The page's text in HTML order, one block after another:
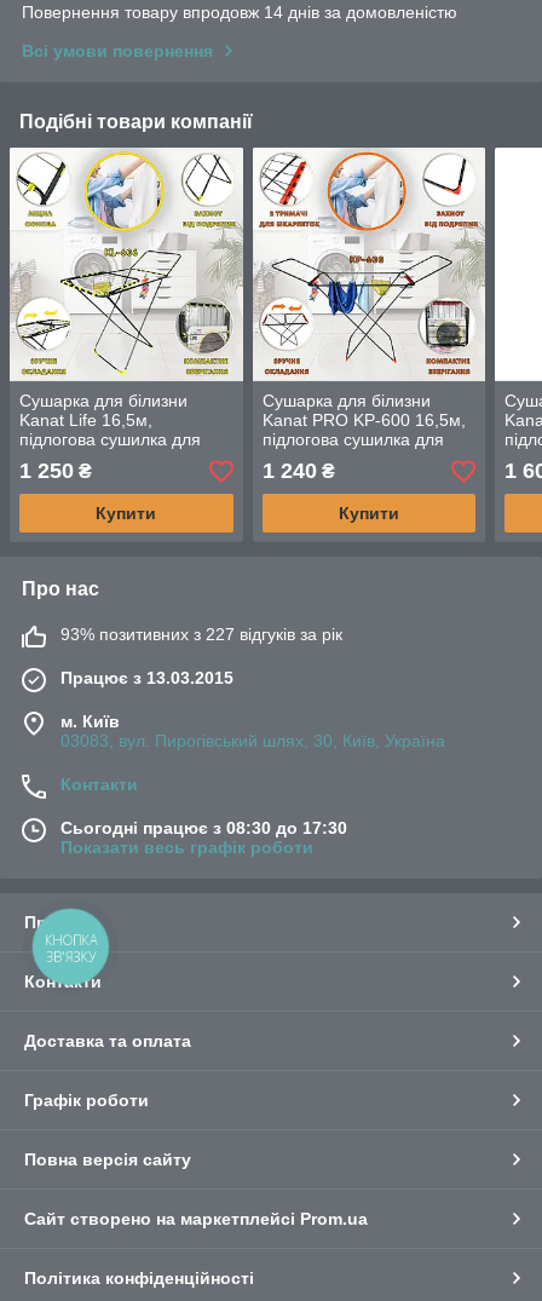
Повернення товару впродовж 14 днів за домовленістю
Всі умови повернення
Подібні товари компанії
Сушарка для білизни
Kanat Life 16,5м,
підлогова сушилка для
білизни 16,5м
1 250 ₴
Купити
Сушарка для білизни
Kanat PRO KP-600 16,5м,
підлогова сушилка для
білизни 16,5м
1 240₴
Купити
1
Про нас
93% позитивних з 227 відгуків за рік
Працює з 13.03.2015
м. Київ
03083, вул. Пирогівський шлях, 30, Київ, Україна
Контакти
Сьогодні працює з 08:30 до 17:30
Показати весь графік роботи
Про нас
Контакти
Доставка та оплата
Графік роботи
Повна версія сайту
Сайт створено на маркетплейсі Prom.ua
Політика конфіденційності
КНОПКА
ЗВ'ЯЗКУ